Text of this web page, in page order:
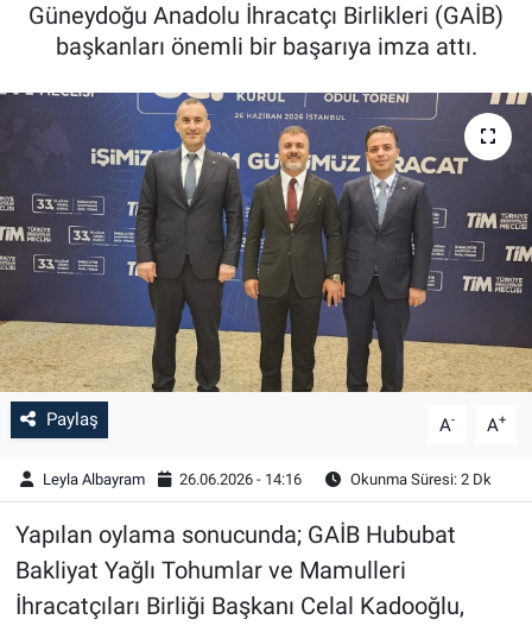
Güneydoğu Anadolu İhracatçı Birlikleri (GAİB)
başkanları önemli bir başarıya imza attı.
Paylaş A- A+
Leyla Albayram 26.06.2026 - 14:16 Okunma Süresi: 2 Dk
Yapılan oylama sonucunda; GAİB Hububat
Bakliyat Yağlı Tohumlar ve Mamulleri
İhracatçıları Birliği Başkanı Celal Kadooğlu,
EĞİTİM
KÜLTÜR - SANAT